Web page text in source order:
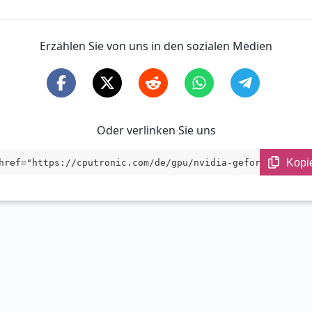
Erzählen Sie von uns in den sozialen Medien
Oder verlinken Sie uns
cputronic.com/de/gpu/nvidia-geforce-rtx-